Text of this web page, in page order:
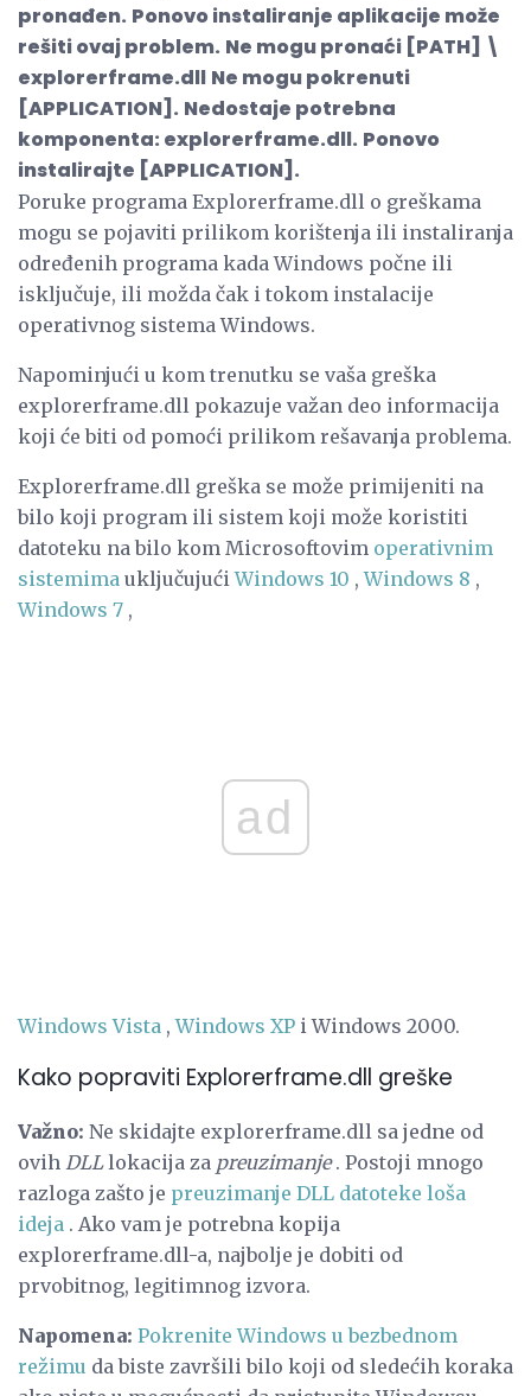
pronađen. Ponovo instaliranje aplikacije može
rešiti ovaj problem. Ne mogu pronaći [PATH] \
explorerframe.dll Ne mogu pokrenuti
[APPLICATION]. Nedostaje potrebna
komponenta: explorerframe.dll. Ponovo
instalirajte [APPLICATION].
Poruke programa Explorerframe.dll o greškama
mogu se pojaviti prilikom korištenja ili instaliranja
određenih programa kada Windows počne ili
isključuje, ili možda čak i tokom instalacije
operativnog sistema Windows.
Napominjući u kom trenutku se vaša greška
explorerframe.dll pokazuje važan deo informacija
koji će biti od pomoći prilikom rešavanja problema.
Explorerframe.dll greška se može primijeniti na
bilo koji program ili sistem koji može koristiti
datoteku na bilo kom Microsoftovim operativnim
sistemima uključujućiWindows 10 ,Windows 8 ,
Windows 7 ,
ad
Windows Vista ,Windows XP i Windows 2000.
Kako popraviti Explorerframe.dll greške
Važno: Ne skidajte explorerframe.dll sa jedne od
ovih DLLlokacija za preuzimanje. Postoji mnogo
razloga zašto je preuzimanje DLL datoteke loša
ideja . Ako vam je potrebna kopija
explorerframe.dll-a, najbolje je dobiti od
prvobitnog, legitimnog izvora.
Napomena: Pokrenite Windows u bezbednom
režimu da biste završili bilo koji od sledećih koraka